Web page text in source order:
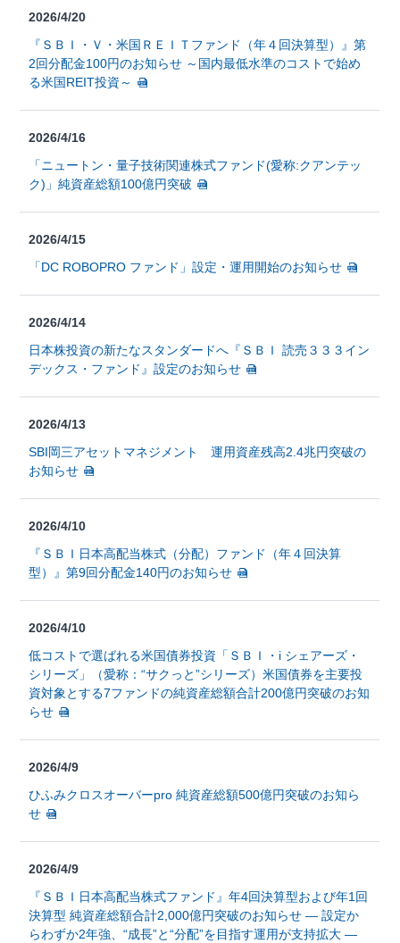
2026/4/20
『ＳＢＩ・Ｖ・米国ＲＥＩＴファンド（年４回決算型）』第
2回分配金100円のお知らせ ～国内最低水準のコストで始め
る米国REIT投資～
2026/4/16
「ニュートン・量子技術関連株式ファンド(愛称:クアンテッ
ク)」純資産総額100億円突破
2026/4/15
「DC ROBOPRO ファンド」設定・運用開始のお知らせ
2026/4/14
日本株投資の新たなスタンダードへ『ＳＢＩ 読売３３３イン
デックス・ファンド』設定のお知らせ
2026/4/13
SBI岡三アセットマネジメント 運用資産残高2.4兆円突破の
お知らせ
2026/4/10
『ＳＢＩ日本高配当株式（分配）ファンド（年４回決算
型）』第9回分配金140円のお知らせ
2026/4/10
低コストで選ばれる米国債券投資「ＳＢＩ・i シェアーズ・
シリーズ」（愛称：“サクっと”シリーズ）米国債券を主要投
資対象とする7ファンドの純資産総額合計200億円突破のお知
らせ
2026/4/9
ひふみクロスオーバーpro 純資産総額500億円突破のお知ら
せ
2026/4/9
『ＳＢＩ日本高配当株式ファンド』年4回決算型および年1回
決算型 純資産総額合計2,000億円突破のお知らせ ― 設定か
らわずか2年強、“成長”と“分配”を目指す運用が支持拡大 ―